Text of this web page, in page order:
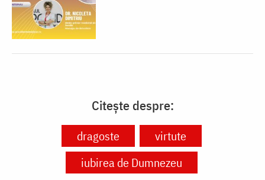
Citește despre:
dragoste
virtute
iubirea de Dumnezeu